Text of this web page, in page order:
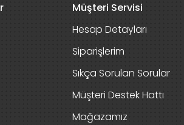
Müşteri Servisi
Hesap Detayları
Siparişlerim
Sıkça Sorulan Sorular
Müşteri Destek Hattı
Mağazamız